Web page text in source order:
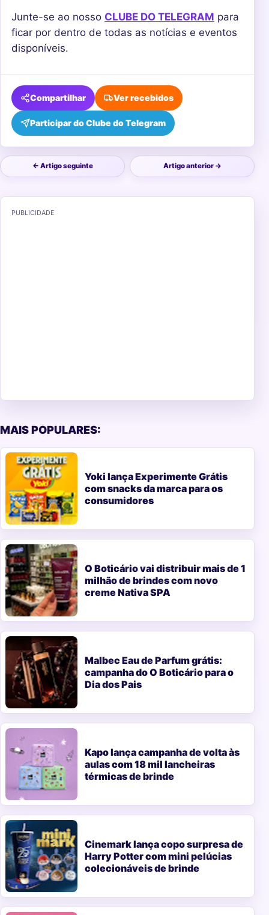
Junte-se ao nosso CLUBE DO TELEGRAM para
ficar por dentro de todas as notícias e eventos
disponíveis.
Compartilhar
Participar do Clube do Telegram
Ver recebidos
← Artigo seguinte Artigo anterior →
PUBLICIDADE
MAIS POPULARES:
Yoki lança Experimente Grátis
com snacks da marca para os
consumidores
O Boticário vai distribuir mais de 1
milhão de brindes com novo
creme Nativa SPA
Malbec Eau de Parfum grátis:
campanha do O Boticário para o
Dia dos Pais
Kapo lança campanha de volta às
aulas com 18 mil lancheiras
térmicas de brinde
Cinemark lança copo surpresa de
Harry Potter com mini pelúcias
colecionáveis de brinde